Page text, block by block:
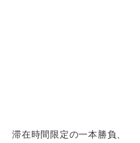
滞在時間限定の一本勝負、